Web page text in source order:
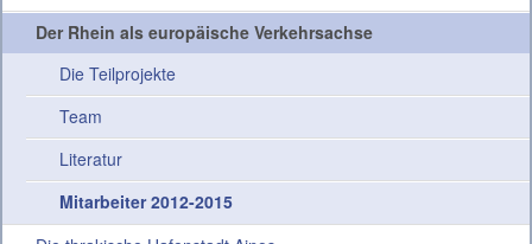
Konferenz
Interner Bereich
Der Rhein als europäische Verkehrsachse
Die Teilprojekte
Team
Literatur
Mitarbeiter 2012-2015